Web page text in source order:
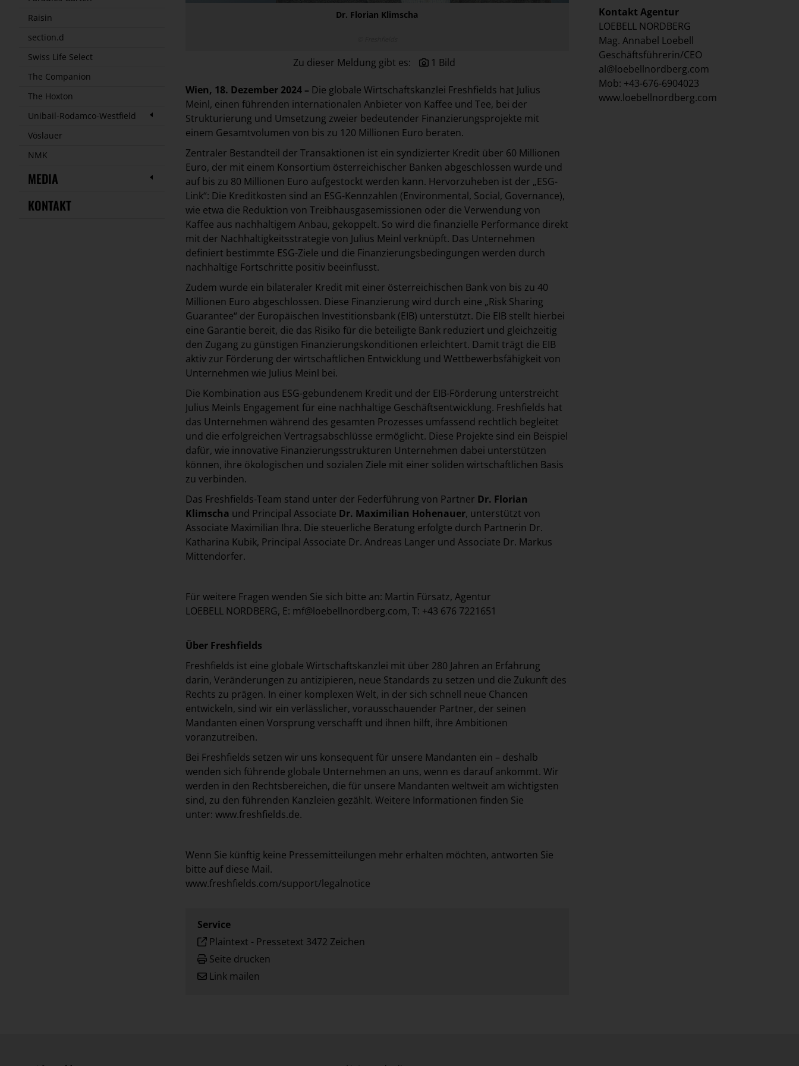
Raisin
section.d
Swiss Life Select
The Companion
The Hoxton
Unibail-Rodamco-Westfield
Vöslauer
NMK
MEDIA
KONTAKT
Dr. Florian Klimscha
Zu dieser Meldung gibt es: 1 Bild
Wien, 18. Dezember 2024 – Die globale Wirtschaftskanzlei Freshfields hat Julius
Meinl, einen führenden internationalen Anbieter von Kaffee und Tee, bei der
Strukturierung und Umsetzung zweier bedeutender Finanzierungsprojekte mit
einem Gesamtvolumen von bis zu 120 Millionen Euro beraten.
Zentraler Bestandteil der Transaktionen ist ein syndizierter Kredit über 60 Millionen
Euro, der mit einem Konsortium österreichischer Banken abgeschlossen wurde und
auf bis zu 80 Millionen Euro aufgestockt werden kann. Hervorzuheben ist der „ESG-
Link“: Die Kreditkosten sind an ESG-Kennzahlen (Environmental, Social, Governance),
wie etwa die Reduktion von Treibhausgasemissionen oder die Verwendung von
Kaffee aus nachhaltigem Anbau, gekoppelt. So wird die finanzielle Performance direkt
mit der Nachhaltigkeitsstrategie von Julius Meinl verknüpft. Das Unternehmen
definiert bestimmte ESG-Ziele und die Finanzierungsbedingungen werden durch
nachhaltige Fortschritte positiv beeinflusst.
Zudem wurde ein bilateraler Kredit mit einer österreichischen Bank von bis zu 40
Millionen Euro abgeschlossen. Diese Finanzierung wird durch eine „Risk Sharing
Guarantee“ der Europäischen Investitionsbank (EIB) unterstützt. Die EIB stellt hierbei
eine Garantie bereit, die das Risiko für die beteiligte Bank reduziert und gleichzeitig
den Zugang zu günstigen Finanzierungskonditionen erleichtert. Damit trägt die EIB
aktiv zur Förderung der wirtschaftlichen Entwicklung und Wettbewerbsfähigkeit von
Unternehmen wie Julius Meinl bei.
Die Kombination aus ESG-gebundenem Kredit und der EIB-Förderung unterstreicht
Julius Meinls Engagement für eine nachhaltige Geschäftsentwicklung. Freshfields hat
das Unternehmen während des gesamten Prozesses umfassend rechtlich begleitet
und die erfolgreichen Vertragsabschlüsse ermöglicht. Diese Projekte sind ein Beispiel
dafür, wie innovative Finanzierungsstrukturen Unternehmen dabei unterstützen
können, ihre ökologischen und sozialen Ziele mit einer soliden wirtschaftlichen Basis
zu verbinden.
Das Freshfields-Team stand unter der Federführung von Partner Dr. Florian
Klimscha und Principal Associate Dr. Maximilian Hohenauer, unterstützt von
Associate Maximilian Ihra. Die steuerliche Beratung erfolgte durch Partnerin Dr.
Katharina Kubik, Principal Associate Dr. Andreas Langer und Associate Dr. Markus
Mittendorfer.
Für weitere Fragen wenden Sie sich bitte an: Martin Fürsatz, Agentur
LOEBELL NORDBERG, E: mf@loebellnordberg.com, T: +43 676 7221651
Über Freshfields
Freshfields ist eine globale Wirtschaftskanzlei mit über 280 Jahren an Erfahrung
darin, Veränderungen zu antizipieren, neue Standards zu setzen und die Zukunft des
Rechts zu prägen. In einer komplexen Welt, in der sich schnell neue Chancen
entwickeln, sind wir ein verlässlicher, vorausschauender Partner, der seinen
Mandanten einen Vorsprung verschafft und ihnen hilft, ihre Ambitionen
voranzutreiben.
Bei Freshfields setzen wir uns konsequent für unsere Mandanten ein – deshalb
wenden sich führende globale Unternehmen an uns, wenn es darauf ankommt. Wir
werden in den Rechtsbereichen, die für unsere Mandanten weltweit am wichtigsten
sind, zu den führenden Kanzleien gezählt. Weitere Informationen finden Sie
unter: www.freshfields.de.
Wenn Sie künftig keine Pressemitteilungen mehr erhalten möchten, antworten Sie
bitte auf diese Mail.
www.freshfields.com/support/legalnotice
Service
Plaintext - Pressetext 3472 Zeichen
Seite drucken
Link mailen
Kontakt Agentur
LOEBELL NORDBERG
Mag. Annabel Loebell
Geschäftsführerin/CEO
al@loebellnordberg.com
Mob: +43-676-6904023
www.loebellnordberg.com